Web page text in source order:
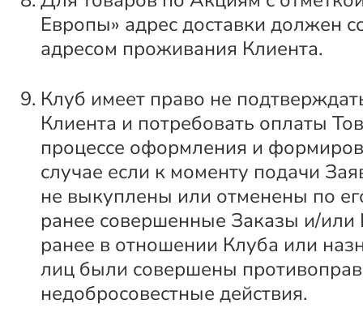
Европы» адрес доставки должен
адресом проживания Клиента.
Клуб имеет право не
Клиента и потребовать оплаты
процессе оформления и
случае если к моменту подачи
не выкуплены или отменены по
ранее совершенные Заказы и/или
ранее в отношении Клуба или
лиц были совершены
недобросовестные действия.